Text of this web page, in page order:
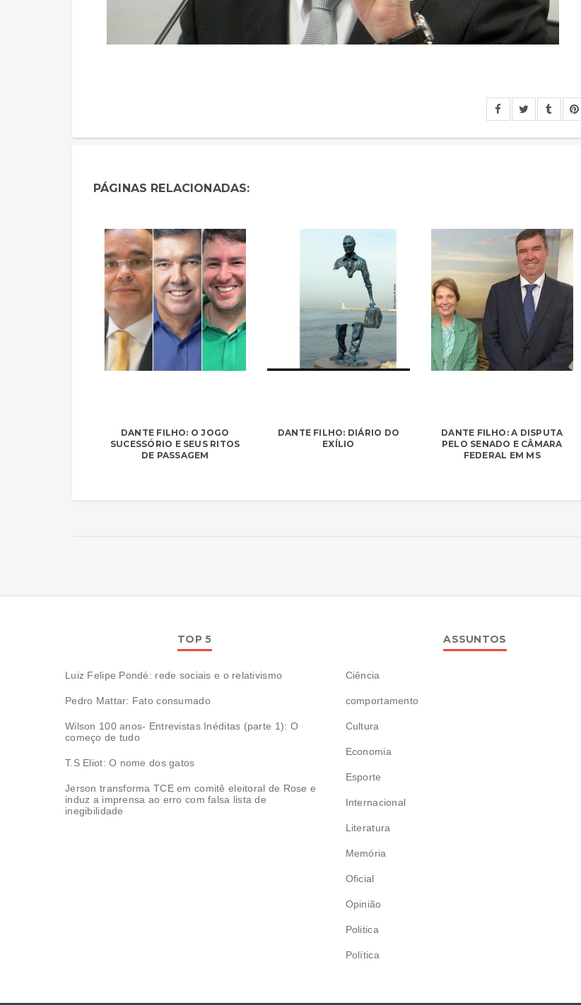
PÁGINAS RELACIONADAS:
DANTE FILHO: O JOGO
SUCESSÓRIO E SEUS RITOS
DE PASSAGEM
DANTE FILHO: DIÁRIO DO
EXÍLIO
DANTE FILHO: A DISPUTA
PELO SENADO E CÂMARA
FEDERAL EM MS
TOP 5
Luiz Felipe Pondé: rede sociais e o relativismo
Pedro Mattar: Fato consumado
Wilson 100 anos- Entrevistas Inéditas (parte 1): O
começo de tudo
T.S Eliot: O nome dos gatos
Jerson transforma TCE em comitê eleitoral de Rose e
induz a imprensa ao erro com falsa lista de
inegibilidade
ASSUNTOS
Ciência
comportamento
Cultura
Economia
Esporte
Internacional
Literatura
Memória
Oficial
Opinião
Politica
Política